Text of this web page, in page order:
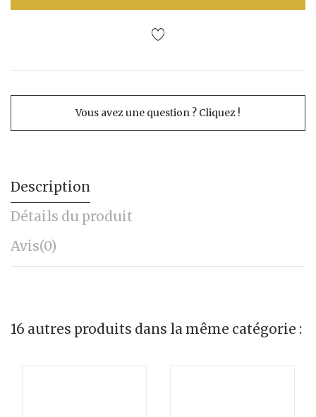
Vous avez une question ? Cliquez !
Description
Détails du produit
Avis(0)
16 autres produits dans la même catégorie :